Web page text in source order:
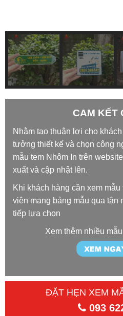
CAM KẾT
Nhằm tạo thuận lợi cho
tưởng thiết kế và chọn công
mẫu tem Nhôm In trên
xuất và cập nhật lên.
Khi khách hàng cần xem
viên mang bảng mẫu qua tận
tiếp lựa chọn
Xem thêm nhiều mẫu
ĐẶT HẸN XEM
093